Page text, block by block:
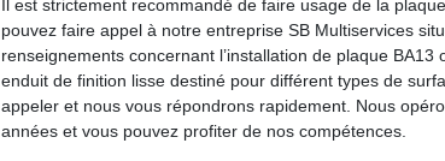
Il est strictement recommandé de faire usage de la
pouvez faire appel à notre entreprise SB Multiservices
renseignements concernant l’installation de plaque
enduit de finition lisse destiné pour différent types de
appeler et nous vous répondrons rapidement. Nous
années et vous pouvez profiter de nos compétences.